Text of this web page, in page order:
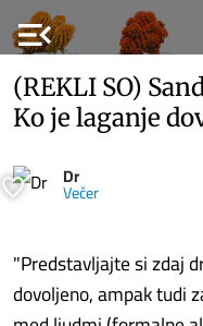
menu_open
(REKLI SO)
Ko je laganje
Dr
Večer
"Predstavljajte si zdaj
dovoljeno, ampak tudi